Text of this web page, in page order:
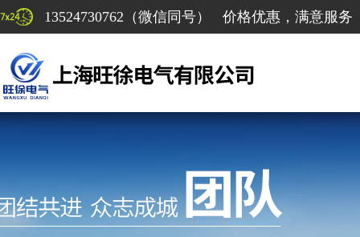
13524730762（微信同号） 价格优惠，满意服务